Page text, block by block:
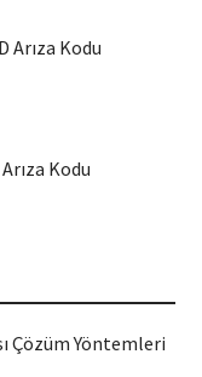
Arıza Kodu
Kodu
Çözüm Yöntemleri